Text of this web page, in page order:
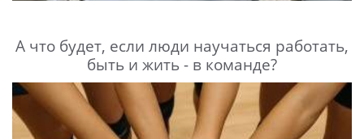
А что будет, если люди научаться работать,
быть и жить - в команде?